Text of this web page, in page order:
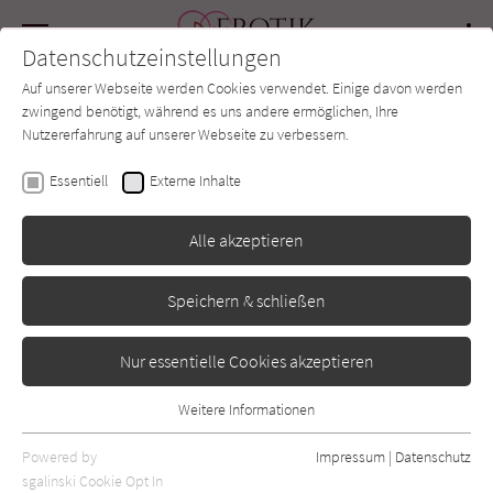
SUCHE Forum Charts Newsletter
Leisa Rayven
Mister Romance (Masters
of Love 1)
Erschienen: Dezember 2019 Bibliogr. Angaben
Datenschutzeinstellungen
Auf unserer Webseite werden Cookies verwendet. Einige davon werden
zwingend benötigt, während es uns andere ermöglichen, Ihre
Nutzererfahrung auf unserer Webseite zu verbessern.
Essentiell Externe Inhalte
Alle akzeptieren
Speichern & schließen
Nur essentielle Cookies akzeptieren
Essentielle Cookies werden für grundlegende Funktionen der
Webseite benötigt. Dadurch ist gewährleistet, dass die Webseite
Weitere Informationen
Powered by
sgalinski Cookie Opt In
Impressum | Datenschutz